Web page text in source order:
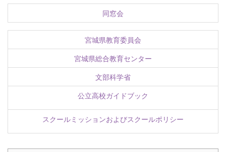
同窓会
宮城県教育委員会
宮城県総合教育センター
文部科学省
公立高校ガイドブック
スクールミッションおよびスクールポリシー